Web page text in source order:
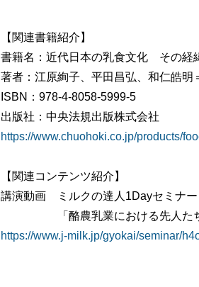
【関連書籍紹介】
書籍名：近代日本の乳食文化 その経
著者：江原絢子、平田昌弘、和仁皓
ISBN：978-4-8058-5999-5
出版社：中央法規出版株式会社
https://www.chuohoki.co.jp/products/
【関連コンテンツ紹介】
講演動画 ミルクの達人1Dayセミナー
「酪農乳業における先人たち
https://www.j-milk.jp/gyokai/seminar/